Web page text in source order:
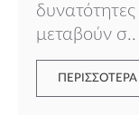
μεταβούν σ..
ΠΕΡΙΣΣΌΤΕΡΑ